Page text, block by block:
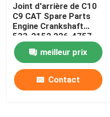
Joint d'arrière de C10
C9 CAT Spare Parts
Engine Crankshaft
533-2152 226-4757
2264757
meilleur prix
Contact